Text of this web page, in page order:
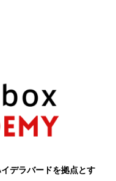
デラバードを拠点とす